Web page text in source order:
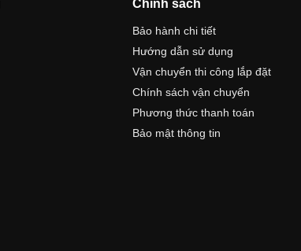
Chính sách
Bảo hành chi tiết
Hướng dẫn sử dụng
Vận chuyển thi công lắp đặt
Chính sách vận chuyển
Phương thức thanh toán
Bảo mật thông tin